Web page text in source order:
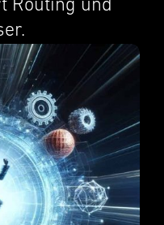
Routing und